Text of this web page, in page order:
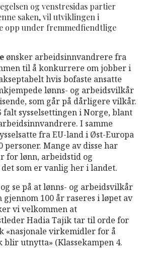
og venstresidas partier
saken, vil utviklingen i
opp under fremmedfiendtlige
ønsker arbeidsinnvandrere fra
til å konkurrere om jobber i
hvis bofaste ansatte
lønns- og arbeidsvilkår
som går på dårligere vilkår.
falt sysselsettingen i Norge, blant
I samme
fra EU-land i Øst-Europa
Mange av disse har
for lønn, arbeidstid og
som er vanlig her i landet.
se på at lønns- og arbeidsvilkår
100 år raseres i løpet av
vi velkommen at
Hadia Tajik tar til orde for
«nasjonale virkemidler for å
utnytta» (Klassekampen 4.